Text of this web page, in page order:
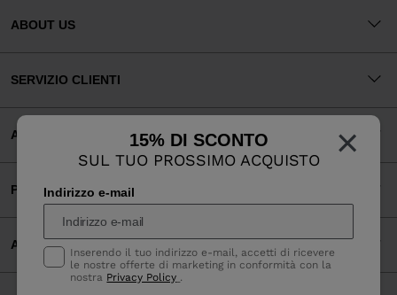
×
15% DI SCONTO
SUL TUO PROSSIMO ACQUISTO
Indirizzo e-mail
Inserendo il tuo indirizzo e-mail, accetti di ricevere
le nostre offerte di marketing in conformità con la
nostra Privacy Policy .
ABOUT US
SERVIZIO CLIENTI
AREA LEGALE
PAGAMENTI ACCETTATI
APP